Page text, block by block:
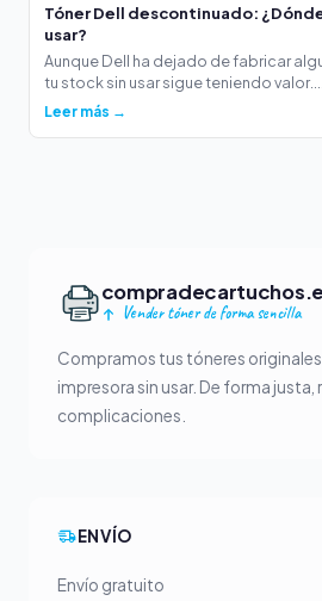
Tóner Dell descontinuado:
usar?
Aunque Dell ha dejado de fabricar
tu stock sin usar sigue teniendo valor....
Leer más →
Vender tóner de forma sencilla
Compramos tus tóneres
impresora sin usar. De forma justa,
complicaciones.
ENVÍO
Envío gratuito